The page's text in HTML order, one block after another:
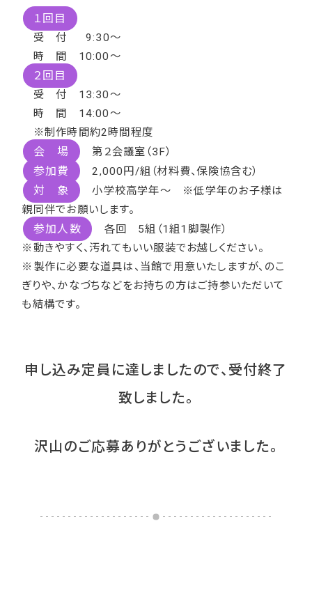
１回目
受 付 9:30～
時 間 10:00～
２回目
受 付 13:30～
時 間 14:00～
※制作時間約2時間程度
会 場 第２会議室（3F）
参加費 2,000円/組（材料費、保険協含む）
対 象
小学校高学年～ ※低学年のお子様は
親同伴でお願いします。
参加人数
各回 5組（1組1脚製作）
※動きやすく、汚れてもいい服装でお越しください。
※製作に必要な道具は、当館で用意いたしますが、のこ
ぎりや、かなづちなどをお持ちの方はご持参いただいて
も結構です。
申し込み定員に達しましたので、受付終了
致しました。
沢山のご応募ありがとうございました。